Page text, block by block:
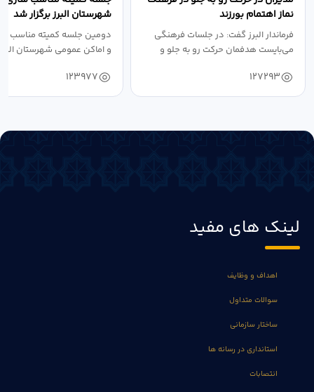
نماز اهتمام بورزند
فرماندار البرز گفت: در جلسات فرهنگی
می‌بایست هدفمان حرکت رو به جلو و
127293
شهرستان البرز برگزار شد
دومین جلسه کمیته مناسب
و اماکن عمومی شهرستان
123977
لینک های مفید
اهداف و وظایف
سوالات متداول
ساختار سازمانی
استانداری در رسانه ها
انتصابات